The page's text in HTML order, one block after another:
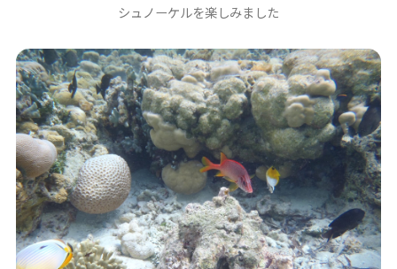
シュノーケルを楽しみました